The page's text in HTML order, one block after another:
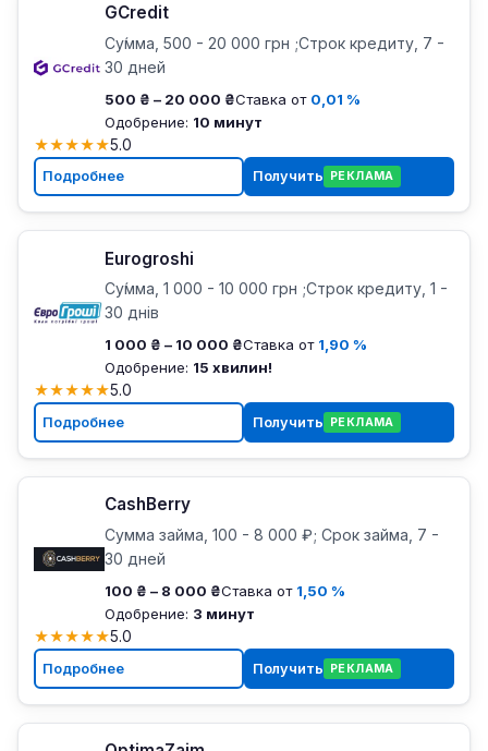
GCredit
Су́мма, 500 - 20 000 грн ;Строк кредиту, 7 -
30 дней
500 ₴ – 20 000 ₴Ставка от 0,01 %
Одобрение: 10 минут
★★★★★5.0
Подробнее Получить РЕКЛАМА
Eurogroshi
Су́мма, 1 000 - 10 000 грн ;Строк кредиту, 1 -
30 днів
1 000 ₴ – 10 000 ₴Ставка от 1,90 %
Одобрение: 15 хвилин!
★★★★★5.0
Подробнее Получить РЕКЛАМА
CashBerry
Сумма займа, 100 - 8 000 ₽; Срок займа, 7 -
30 дней
100 ₴ – 8 000 ₴Ставка от 1,50 %
Одобрение: 3 минут
★★★★★5.0
Подробнее Получить РЕКЛАМА